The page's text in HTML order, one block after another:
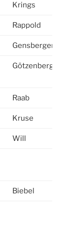
Krings
Rappold
Gensberger
Götzenberger
Raab
Kruse
Will
Biebel